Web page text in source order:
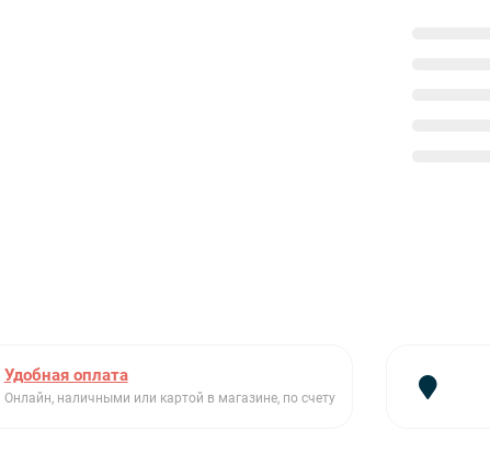
столика)
220-240
Удобная оплата
Онлайн, наличными или картой в магазине, по счету